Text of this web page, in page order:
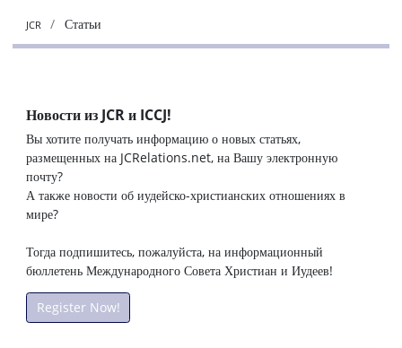
JCR Статьи
Новости из JCR и ICCJ!
Вы хотите получать информацию о новых статьях,
размещенных на JCRelations.net, на Вашу электронную
почту?
А также новости об иудейско-христианских отношениях в
мире?
Тогда подпишитесь, пожалуйста, на информационный
бюллетень Международного Совета Христиан и Иудеев!
Register Now!